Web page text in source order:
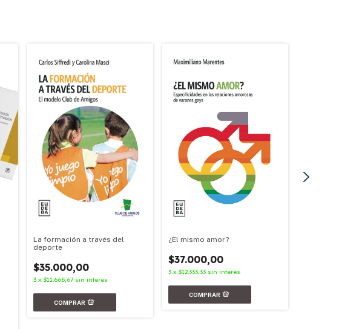
La formación a través del
deporte
$35.000,00
3 x $11.666,67 sin interés
¿El mismo amor?
$37.000,00
3 x $12.333,33 sin interés